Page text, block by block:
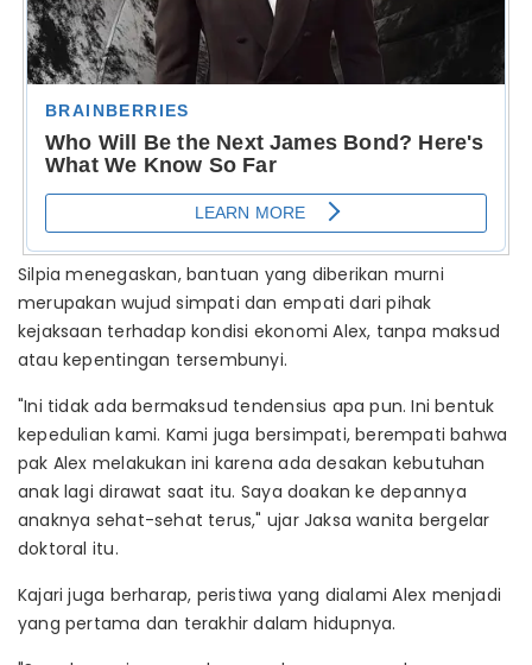
Silpia menegaskan, bantuan yang diberikan murni
merupakan wujud simpati dan empati dari pihak
kejaksaan terhadap kondisi ekonomi Alex, tanpa maksud
atau kepentingan tersembunyi.
"Ini tidak ada bermaksud tendensius apa pun. Ini bentuk
kepedulian kami. Kami juga bersimpati, berempati bahwa
pak Alex melakukan ini karena ada desakan kebutuhan
anak lagi dirawat saat itu. Saya doakan ke depannya
anaknya sehat-sehat terus," ujar Jaksa wanita bergelar
doktoral itu.
Kajari juga berharap, peristiwa yang dialami Alex menjadi
yang pertama dan terakhir dalam hidupnya.